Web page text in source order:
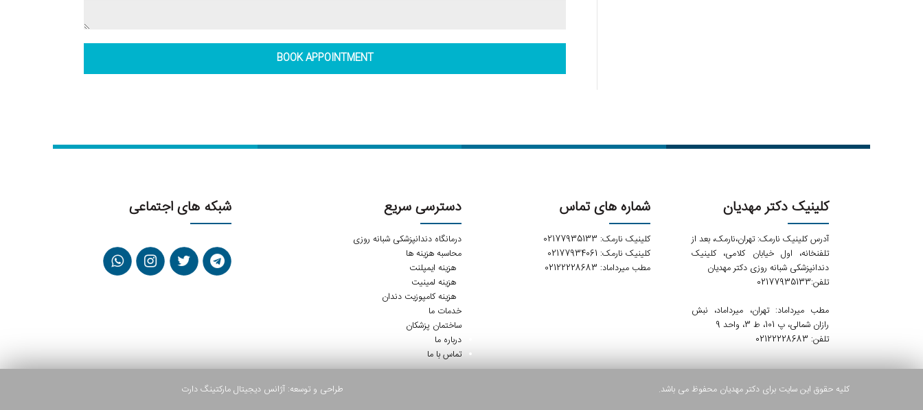
کلینیک دکتر مهدیان
آدرس کلینیک نارمک: تهران،نارمک، بعد از
تلفنخانه، اول خیابان کلامی، کلینیک
دندانپزشکی شبانه روزی دکتر مهدیان
تلفن:02177935133
مطب میرداماد: تهران، میرداماد، نبش
رازان شمالی، پ 101، ط 3، واحد 9
تلفن: 02122228683
شماره های تماس
کلینیک نارمک: 02177935133
کلینیک نارمک: 02177934061
مطب میرداماد: 02122228683
دسترسی سریع
درمانگاه دندانپزشکی شبانه روزی
محاسبه هزینه ها
هزینه ایمپلنت
هزینه لمینیت
هزینه کامپوزیت دندان
خدمات ما
ساختمان پزشکان
درباره ما
تماس با ما
شبکه های اجتماعی
کلیه حقوق این سایت برای دکتر مهدیان محفوظ می باشد. طراحی و توسعه: آژانس دیجیتال مارکتینگ دارت